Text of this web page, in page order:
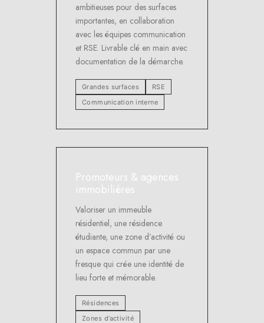
ambitieuses pour des surfaces
importantes, en collaboration
avec les équipes communication
et RSE. Livrable clé en main avec
documentation de la démarche.
Grandes surfaces
RSE
Communication interne
Promoteurs & agences
immobilières
Valoriser un immeuble
résidentiel, une résidence
étudiante, une zone d’activité ou
un espace commun par une
fresque qui crée une identité de
lieu forte et mémorable.
Résidences
Zones d’activité